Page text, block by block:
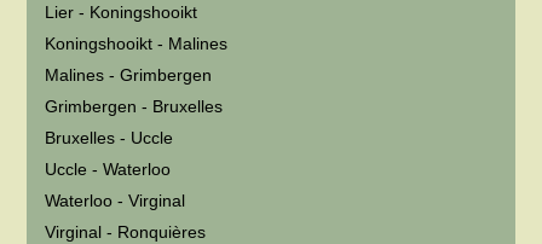
Lier - Koningshooikt
Koningshooikt - Malines
Malines - Grimbergen
Grimbergen - Bruxelles
Bruxelles - Uccle
Uccle - Waterloo
Waterloo - Virginal
Virginal - Ronquières